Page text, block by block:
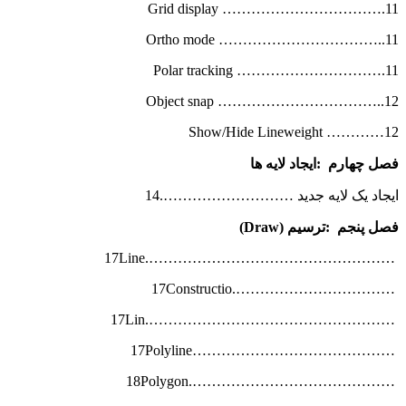
Grid display …………………………….11
Ortho mode ……………………………..11
Polar tracking ………………………….11
Object snap ……………………………..12
Show/Hide Lineweight …………12
فصل چهارم : ایجاد لایه ها
ایجاد یک لایه جدید ……………………….14
فصل پنجم :ترسیم (Draw)
…………………………………………….17Line
…………………………….17Constructio
…………………………………………….17Lin
……………………………………17Polyline
…………………………………….18Polygon